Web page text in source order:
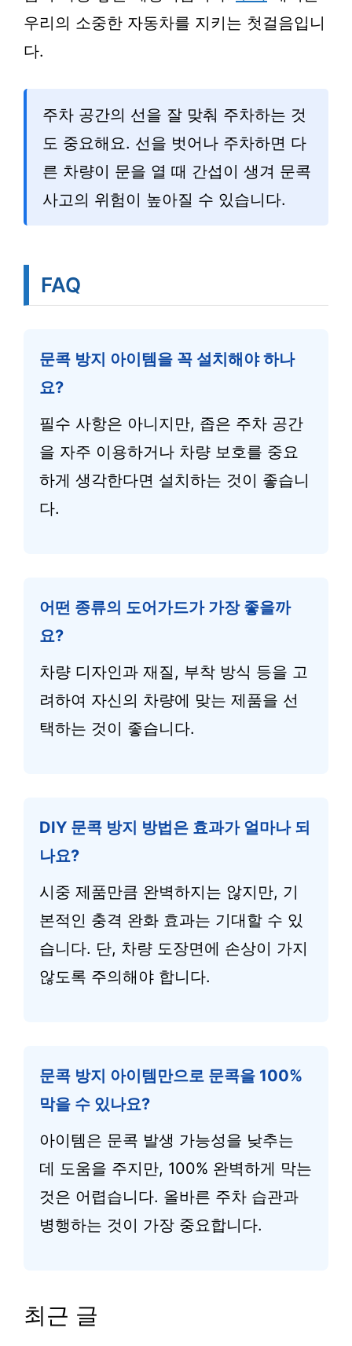
우리의 소중한 자동차를 지키는 첫걸음입니
다.
주차 공간의 선을 잘 맞춰 주차하는 것
도 중요해요. 선을 벗어나 주차하면 다
른 차량이 문을 열 때 간섭이 생겨 문콕
사고의 위험이 높아질 수 있습니다.
FAQ
문콕 방지 아이템을 꼭 설치해야 하나
요?
필수 사항은 아니지만, 좁은 주차 공간
을 자주 이용하거나 차량 보호를 중요
하게 생각한다면 설치하는 것이 좋습니
다.
어떤 종류의 도어가드가 가장 좋을까
요?
차량 디자인과 재질, 부착 방식 등을 고
려하여 자신의 차량에 맞는 제품을 선
택하는 것이 좋습니다.
DIY 문콕 방지 방법은 효과가 얼마나 되
나요?
시중 제품만큼 완벽하지는 않지만, 기
본적인 충격 완화 효과는 기대할 수 있
습니다. 단, 차량 도장면에 손상이 가지
않도록 주의해야 합니다.
문콕 방지 아이템만으로 문콕을 100%
막을 수 있나요?
아이템은 문콕 발생 가능성을 낮추는
데 도움을 주지만, 100% 완벽하게 막는
것은 어렵습니다. 올바른 주차 습관과
병행하는 것이 가장 중요합니다.
최근 글